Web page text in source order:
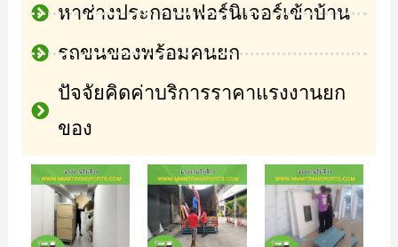
หาช่างประกอบเฟอร์นิเจอร์เข้าบ้าน
รถขนของพร้อมคนยก
ปัจจัยคิดค่าบริการราคาแรงงานยก
ของ